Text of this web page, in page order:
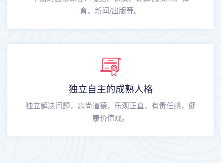
育、新闻/出版等。
独立自主的成熟人格
独立解决问题，高尚道德，乐观正直，有责任感，健
康价值观。